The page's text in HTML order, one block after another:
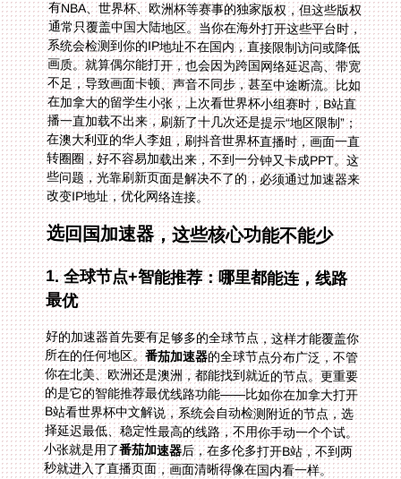
改变IP地址，优化网络连接。
选回国加速器，这些核心功能不能少
1. 全球节点+智能推荐：哪里都能连，线路
最优
好的加速器首先要有足够多的全球节点，这样才能覆盖你
所在的任何地区。番茄加速器的全球节点分布广泛，不管
你在北美、欧洲还是澳洲，都能找到就近的节点。更重要
的是它的智能推荐最优线路功能——比如你在加拿大打开
B站看世界杯中文解说，系统会自动检测附近的节点，选
择延迟最低、稳定性最高的线路，不用你手动一个个试。
小张就是用了番茄加速器后，在多伦多打开B站，不到两
秒就进入了直播页面，画面清晰得像在国内看一样。